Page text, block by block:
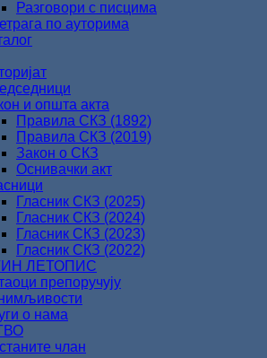
Разговори с писцима
по ауторима
и општа акта
Правила СКЗ (1892)
Правила СКЗ (2019)
Закон о СКЗ
Оснивачки акт
Гласник СКЗ (2025)
Гласник СКЗ (2024)
Гласник СКЗ (2023)
Гласник СКЗ (2022)
ЛЕТОПИС
препоручују
о нама
члан